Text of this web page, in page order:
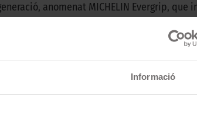
Informació
anomenat MICHELIN Evergrip, que
durant més temps, fins i tot quan ja
obertes o situacions de plugim
poden enfrontar qualsevol
mercat, dissenyat per maximitzar la